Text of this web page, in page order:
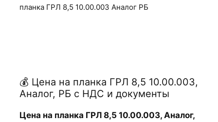
планка ГРЛ 8,5 10.00.003 Аналог РБ
💰 Цена на планка ГРЛ 8,5 10.00.003,
Аналог, РБ с НДС и документы
Цена на планка ГРЛ 8,5 10.00.003, Аналог,